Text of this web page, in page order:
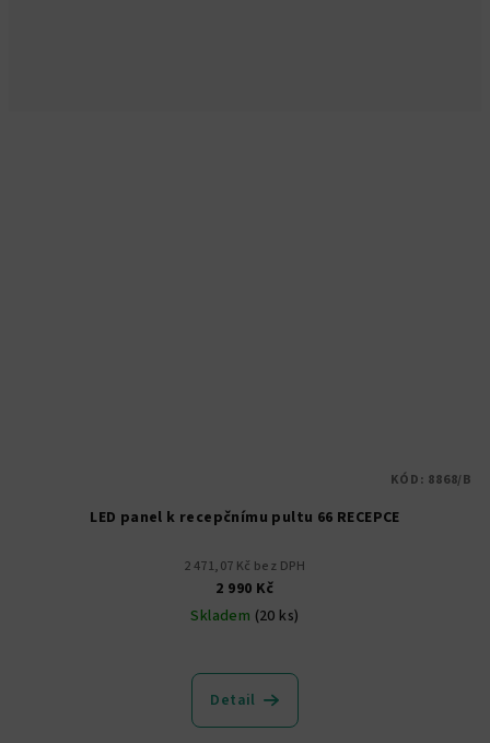
LED panel k recepčnímu pultu 66 RECEPCE
2 471,07 Kč bez DPH
2 990 Kč
Skladem (20 ks)
Detail
KÓD: 8868/B